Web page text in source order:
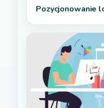
Pozycjonowanie